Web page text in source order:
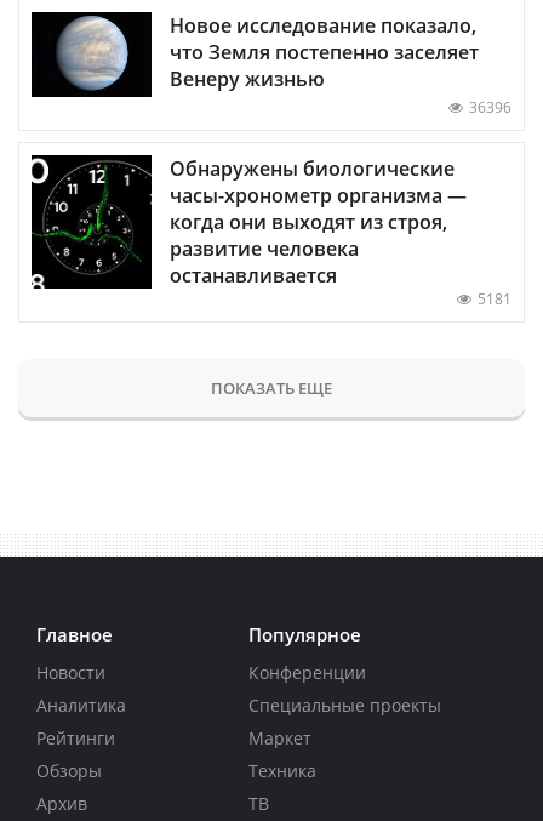
Новое исследование показало,
что Земля постепенно заселяет
Венеру жизнью
36396
Обнаружены биологические
часы-хронометр организма —
когда они выходят из строя,
развитие человека
останавливается
5181
ПОКАЗАТЬ ЕЩЕ
Главное
Новости
Аналитика
Рейтинги
Обзоры
Архив
Популярное
Конференции
Специальные проекты
Маркет
Техника
ТВ